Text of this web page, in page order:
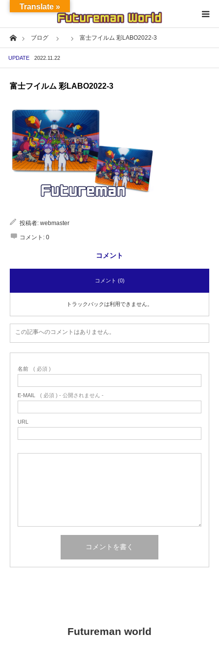
Homeブログ 富士フイルム 彩LABO2022-3
UPDATE 2022.11.22
富士フイルム 彩LABO2022-3
投稿者: webmaster
コメント: 0
コメント
コメント (0)
トラックバックは利用できません。
この記事へのコメントはありません。
名前 ( 必須 )
E-MAIL ( 必須 ) - 公開されません -
URL
Futureman world
Home
About
NFT★HEXA
Exhibition
Character
Twitter
Translate »